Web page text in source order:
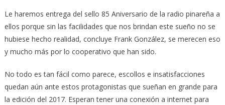
Le haremos entrega del sello 85 Aniversario de la radio pinareña a
ellos porque sin las facilidades que nos brindan este sueño no se
hubiese hecho realidad, concluye Frank González, se merecen eso
y mucho más por lo cooperativo que han sido.
No todo es tan fácil como parece, escollos e insatisfacciones
quedan aún ante estos protagonistas que sueñan en grande para
la edición del 2017. Esperan tener una conexión a internet para